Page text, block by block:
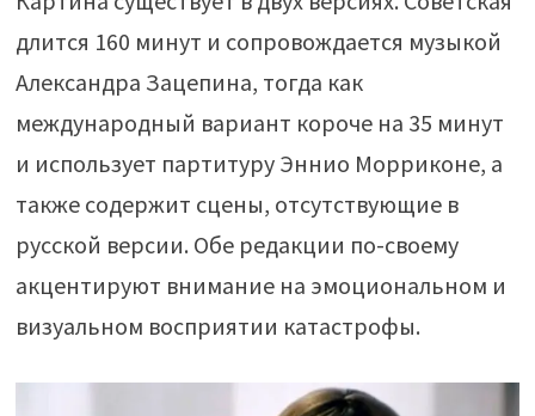
длится 160 минут и сопровождается музыкой
Александра Зацепина, тогда как
международный вариант короче на 35 минут
и использует партитуру Эннио Морриконе, а
также содержит сцены, отсутствующие в
русской версии. Обе редакции по-своему
акцентируют внимание на эмоциональном и
визуальном восприятии катастрофы.